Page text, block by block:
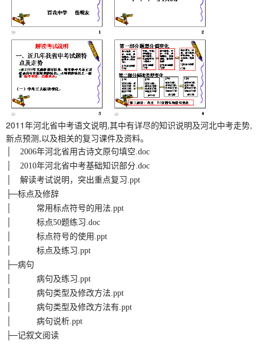
2011年河北省中考语文说明,其中有详尽的知识说明及河北中考走势,
新点预测,以及相关的复习课件及资料。
│ 2006年河北省用古诗文原句填空.doc
│ 2010年河北省中考基础知识部分.doc
│ 解读考试说明，突出重点复习.ppt
├─标点及修辞
│ 常用标点符号的用法.ppt
│ 标点50题练习.doc
│ 标点符号的使用.ppt
│ 标点及练习.ppt
├─病句
│ 病句及练习.ppt
│ 病句类型及修改方法.ppt
│ 病句类型及修改方法有.ppt
│ 病句说析.ppt
├─记叙文阅读